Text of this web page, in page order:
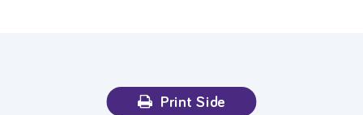
Print Side